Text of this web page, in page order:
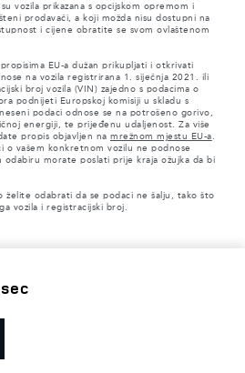
vozila prikazana s opcijskom opremom i
prodavači, a koji možda nisu dostupni na
i cijene obratite se svom ovlaštenom
EU-a dužan prikupljati i otkrivati
na vozila registrirana 1. siječnja 2021. ili
broj vozila (VIN) zajedno s podacima o
podnijeti Europskoj komisiji u skladu s
podaci odnose se na potrošeno gorivo,
energiji, te prijeđenu udaljenost. Za više
propis objavljen na mrežnom mjestu EU-a
o vašem konkretnom vozilu ne podnose
odabiru morate poslati prije kraja ožujka da bi
želite odabrati da se podaci ne šalju, tako što
vozila i registracijski broj.